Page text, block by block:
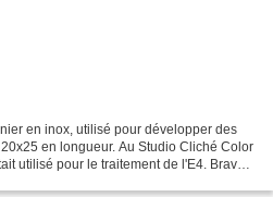
en inox, utilisé pour développer des
en longueur. Au Studio Cliché Color
utilisé pour le traitement de l'E4. Bravo